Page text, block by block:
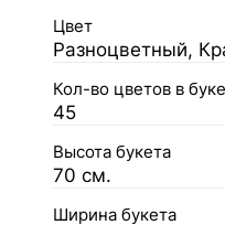
Цвет
Разноцветный,
Кол-во цветов в
45
Высота букета
70 см.
Ширина букета